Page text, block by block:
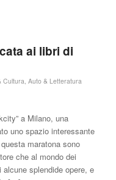
ai libri di
Cultura Auto & Letteratura
a Milano, una
uno spazio interessante
maratona sono
che al mondo dei
alcune splendide opere, e